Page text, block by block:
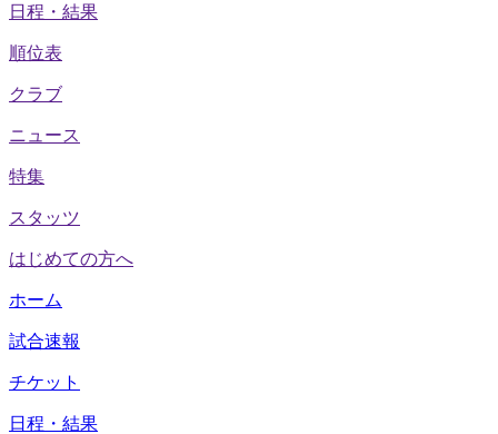
日程・結果
順位表
クラブ
ニュース
特集
スタッツ
はじめての方へ
ホーム
試合速報
チケット
日程・結果